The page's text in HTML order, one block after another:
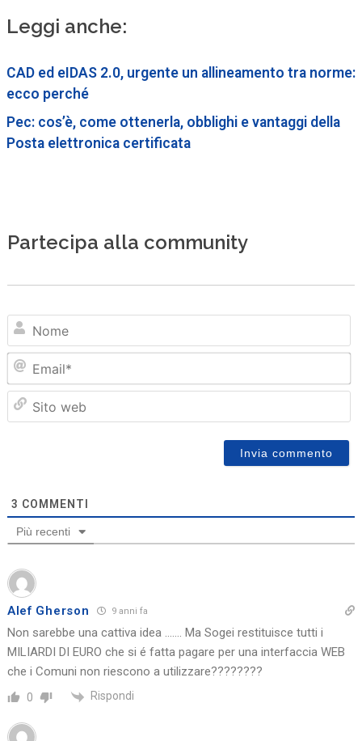
Leggi anche:
CAD ed eIDAS 2.0, urgente un allineamento tra norme:
ecco perché
Pec: cos’è, come ottenerla, obblighi e vantaggi della
Posta elettronica certificata
Partecipa alla community
3 COMMENTI
Più recenti
Alef Gherson 9 anni fa
Non sarebbe una cattiva idea ……. Ma Sogei restituisce tutti i
MILIARDI DI EURO che si é fatta pagare per una interfaccia WEB
che i Comuni non riescono a utilizzare????????
0 Rispondi